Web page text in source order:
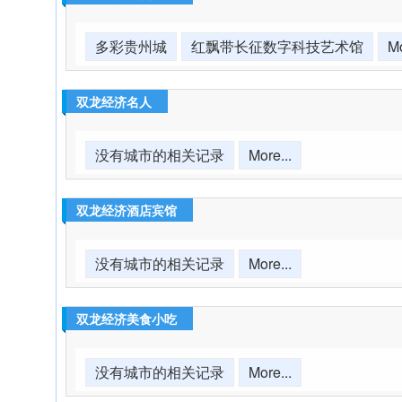
多彩贵州城 红飘带长征数字科技艺术馆
双龙经济名人
没有城市的相关记录 More...
双龙经济酒店宾馆
没有城市的相关记录 More...
双龙经济美食小吃
没有城市的相关记录 More...